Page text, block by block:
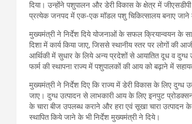
दिया। उन्होंने पशुपालन और डेरी विकास के क्षेत्र में
प्रत्येक जनपद में एक-एक मॉडल पशु चिकित्सालय बनाए जाने
मुख्यमंत्री ने निर्देश दिये योजनाओं के सफल क्रियान्वयन के
दिशा में कार्य किया जाए, जिससे स्थानीय स्तर पर लोगों की
आर्थिकी में सुधार के लिये अन्य प्रदेशों से आयातित दूध व दुग्ध
फार्म की स्थापना राज्य में पशुपालकों की आय को बढ़ाने में
मुख्यमंत्री ने निर्देश दिए कि राज्य में डेरी विकास के लिए दुग्ध
जाए। दुग्ध उत्पादन से लाभकारी आय के लिए इनपुट
के चारा बीज उपलब्ध कराने और हरा एवं सूखा चारा
स्थापित किये जाने के भी निर्देश मुख्यमंत्री ने दिये।